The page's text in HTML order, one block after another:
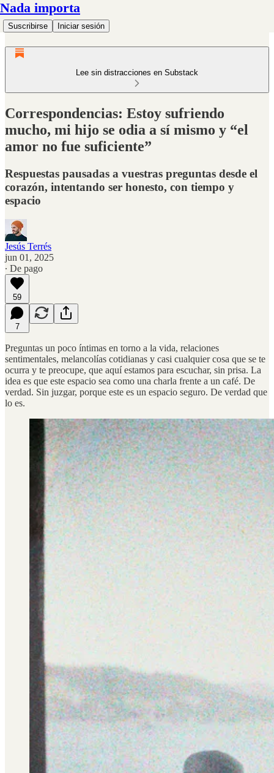
Nada importa
Suscribirse Iniciar sesión
Lee sin distracciones en Substack
Correspondencias: Estoy sufriendo
mucho, mi hijo se odia a sí mismo y “el
amor no fue suficiente”
Respuestas pausadas a vuestras preguntas desde el
corazón, intentando ser honesto, con tiempo y
espacio
Jesús Terrés
jun 01, 2025
∙ De pago
59
7
Preguntas un poco íntimas en torno a la vida, relaciones
sentimentales, melancolías cotidianas y casi cualquier cosa que se te
ocurra y te preocupe, que aquí estamos para escuchar, sin prisa. La
idea es que este espacio sea como una charla frente a un café. De
verdad. Sin juzgar, porque este es un espacio seguro. De verdad que
lo es.